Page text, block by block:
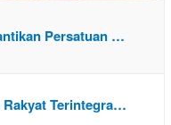
Persatuan …
Terintegra…